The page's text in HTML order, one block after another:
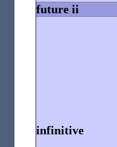
future ii
infinitive